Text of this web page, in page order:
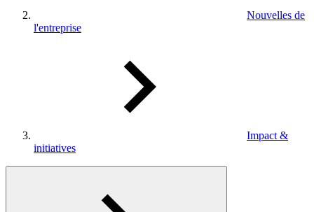
Nouvelles de
l'entreprise
Impact &
initiatives